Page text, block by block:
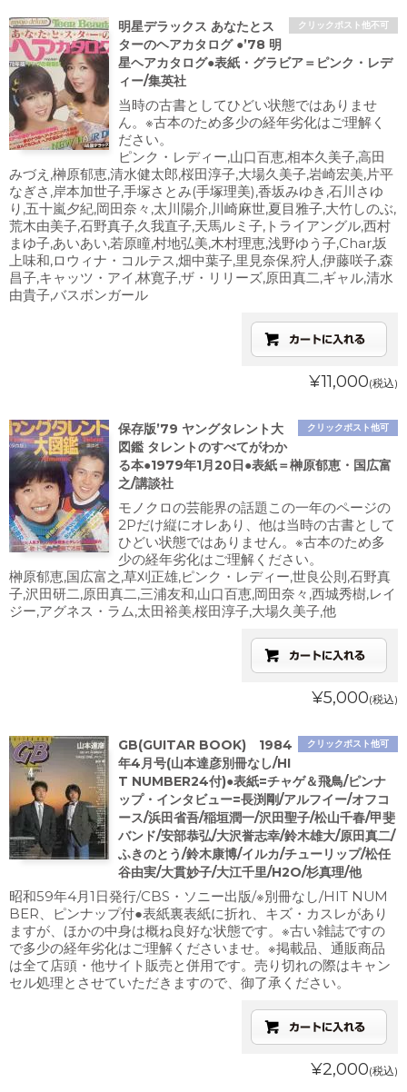
クリックポスト他不可
明星デラックス あなたとス
ターのヘアカタログ ●’78 明
星ヘアカタログ●表紙・グラビア＝ピンク・レデ
ィー/集英社
当時の古書としてひどい状態ではありませ
ん。※古本のため多少の経年劣化はご理解く
ださい。
ピンク・レディー,山口百恵,相本久美子,高田
みづえ,榊原郁恵,清水健太郎,桜田淳子,大場久美子,岩崎宏美,片平
なぎさ,岸本加世子,手塚さとみ(手塚理美),香坂みゆき,石川さゆ
り,五十嵐夕紀,岡田奈々,太川陽介,川崎麻世,夏目雅子,大竹しのぶ,
荒木由美子,石野真子,久我直子,天馬ルミ子,トライアングル,西村
まゆ子,あいあい,若原瞳,村地弘美,木村理恵,浅野ゆう子,Char,坂
上味和,ロウィナ・コルテス,畑中葉子,里見奈保,狩人,伊藤咲子,森
昌子,キャッツ・アイ,林寛子,ザ・リリーズ,原田真二,ギャル,清水
由貴子,バスボンガール
¥11,000(税込)
クリックポスト他可
保存版’79 ヤングタレント大
図鑑 タレントのすべてがわか
る本●1979年1月20日●表紙＝榊原郁恵・国広富
之/講談社
モノクロの芸能界の話題この一年のページの
2Pだけ縦にオレあり、他は当時の古書として
ひどい状態ではありません。※古本のため多
少の経年劣化はご理解ください。
榊原郁恵,国広富之,草刈正雄,ピンク・レディー,世良公則,石野真
子,沢田研二,原田真二,三浦友和,山口百恵,岡田奈々,西城秀樹,レイ
ジー,アグネス・ラム,太田裕美,桜田淳子,大場久美子,他
¥5,000(税込)
クリックポスト他可
GB(GUITAR BOOK) 1984
年4月号(山本達彦別冊なし/HI
T NUMBER24付)●表紙=チャゲ＆飛鳥/ピンナ
ップ・インタビュー=長渕剛/アルフイー/オフコ
ース/浜田省吾/稲垣潤一/沢田聖子/松山千春/甲斐
バンド/安部恭弘/大沢誉志幸/鈴木雄大/原田真二/
ふきのとう/鈴木康博/イルカ/チューリップ/松任
谷由実/大貫妙子/大江千里/H2O/杉真理/他
昭和59年4月1日発行/CBS・ソニー出版/※別冊なし/HIT NUM
BER、ピンナップ付●表紙裏表紙に折れ、キズ・カスレがあり
ますが、ほかの中身は概ね良好な状態です。※古い雑誌ですの
で多少の経年劣化はご理解くださいませ。※掲載品、通販商品
は全て店頭・他サイト販売と併用です。売り切れの際はキャン
セル処理とさせていただきますので、御了承ください。
¥2,000(税込)